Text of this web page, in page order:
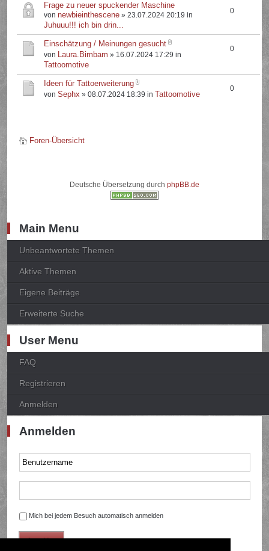
Frage zu neuer spuckender Maschine
vonnewbieinthescene » 23.07.2024 20:19 in
Juhuuu!!! ich bin drin...
0
Einschätzung / Meinungen gesucht
von Laura.Bimbam » 16.07.2024 17:29 in
Tattoomotive
0
Ideen für Tattoerweiterung
vonSephx » 08.07.2024 18:39 in Tattoomotive
0
Foren-Übersicht
Deutsche Übersetzung durch phpBB.de
Main Menu
Unbeantwortete Themen
Aktive Themen
Eigene Beiträge
Erweiterte Suche
User Menu
FAQ
Registrieren
Anmelden
Anmelden
Mich bei jedem Besuch automatisch anmelden